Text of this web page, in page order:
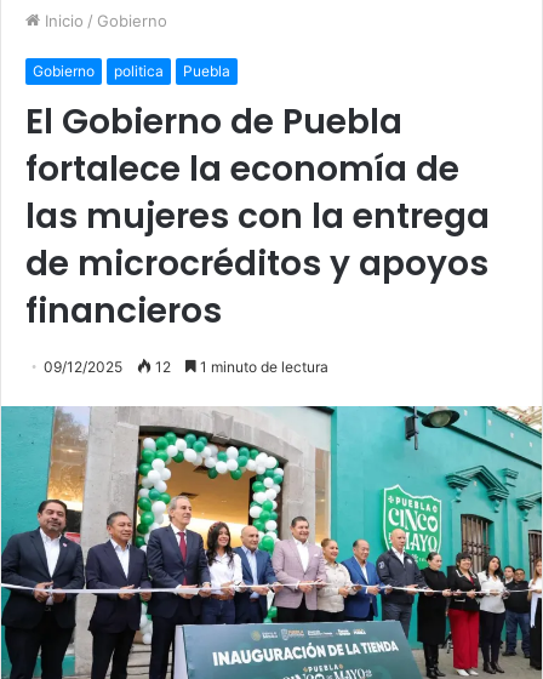
Inicio / Gobierno
Gobierno politica Puebla
El Gobierno de Puebla
fortalece la economía de
las mujeres con la entrega
de microcréditos y apoyos
financieros
09/12/2025 12 1 minuto de lectura